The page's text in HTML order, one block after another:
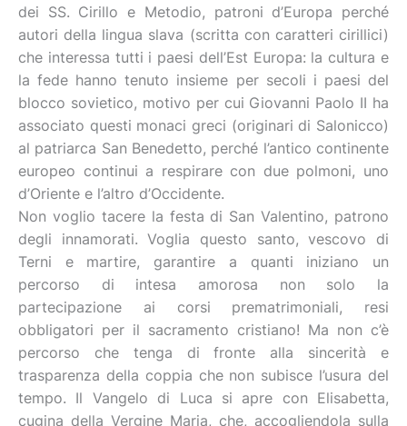
dei SS. Cirillo e Metodio, patroni d’Europa perché
autori della lingua slava (scritta con caratteri cirillici)
che interessa tutti i paesi dell’Est Europa: la cultura e
la fede hanno tenuto insieme per secoli i paesi del
blocco sovietico, motivo per cui Giovanni Paolo II ha
associato questi monaci greci (originari di Salonicco)
al patriarca San Benedetto, perché l’antico continente
europeo continui a respirare con due polmoni, uno
d’Oriente e l’altro d’Occidente.
Non voglio tacere la festa di San Valentino, patrono
degli innamorati. Voglia questo santo, vescovo di
Terni e martire, garantire a quanti iniziano un
percorso di intesa amorosa non solo la
partecipazione ai corsi prematrimoniali, resi
obbligatori per il sacramento cristiano! Ma non c’è
percorso che tenga di fronte alla sincerità e
trasparenza della coppia che non subisce l’usura del
tempo. Il Vangelo di Luca si apre con Elisabetta,
cugina della Vergine Maria, che, accogliendola sulla